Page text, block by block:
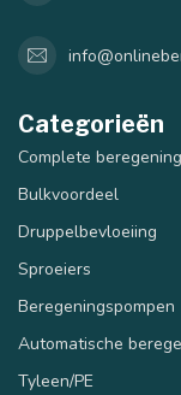
Categorieën
Complete
Bulkvoordeel
Druppelbevloeiing
Sproeiers
Beregeningspompen
Automatische
Tyleen/PE